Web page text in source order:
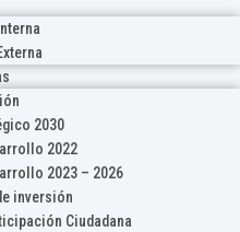
2030
2022
2023 – 2026
inversión
Ciudadana